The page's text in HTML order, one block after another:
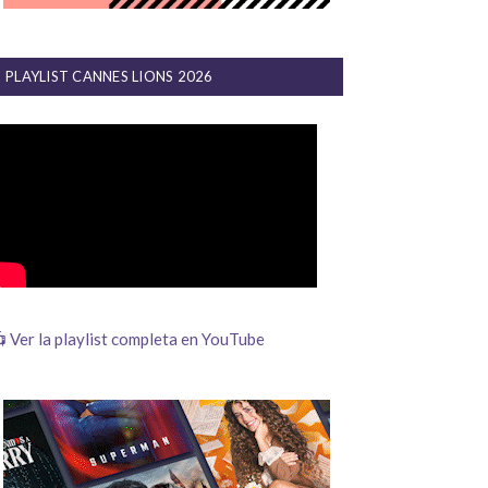
PLAYLIST CANNES LIONS 2026
Ver la playlist completa en YouTube